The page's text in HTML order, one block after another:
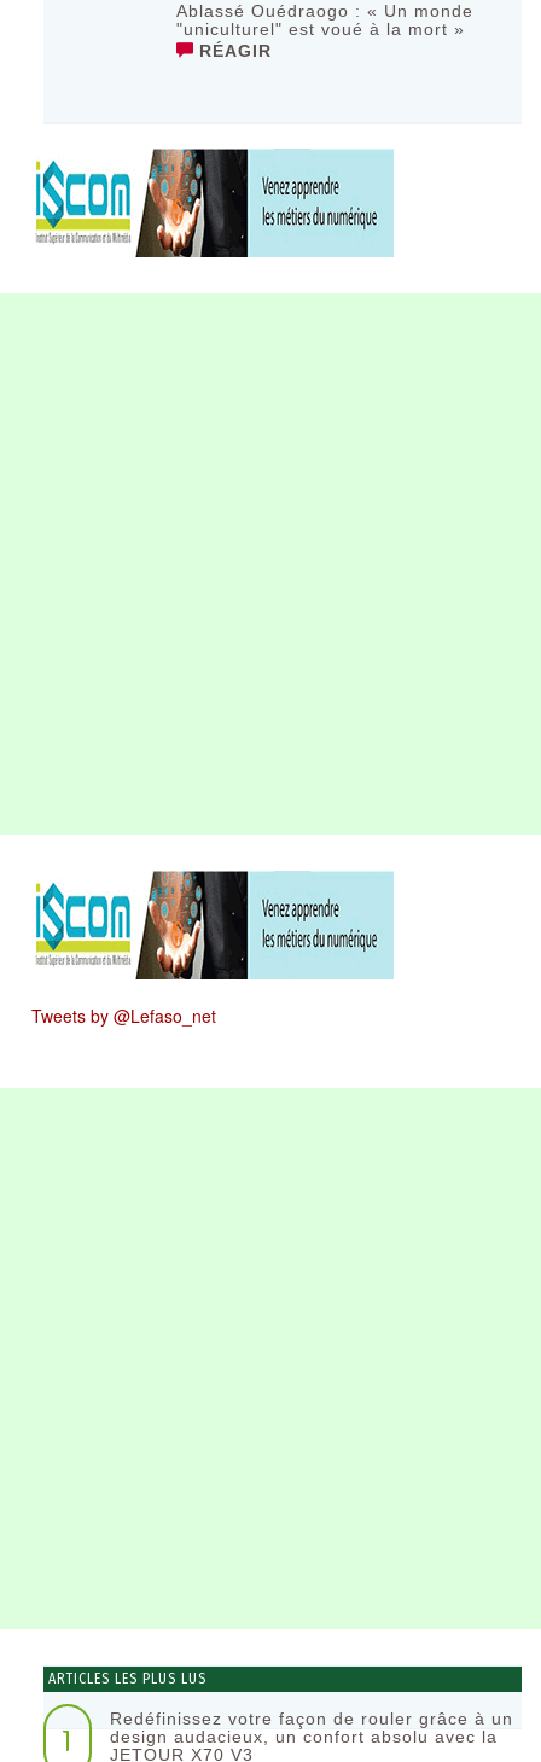
Ablassé Ouédraogo : « Un monde
"uniculturel" est voué à la mort »
RÉAGIR
Tweets by @Lefaso_net
ARTICLES LES PLUS LUS
1
Redéfinissez votre façon de rouler grâce à un
design audacieux, un confort absolu avec la
JETOUR X70 V3